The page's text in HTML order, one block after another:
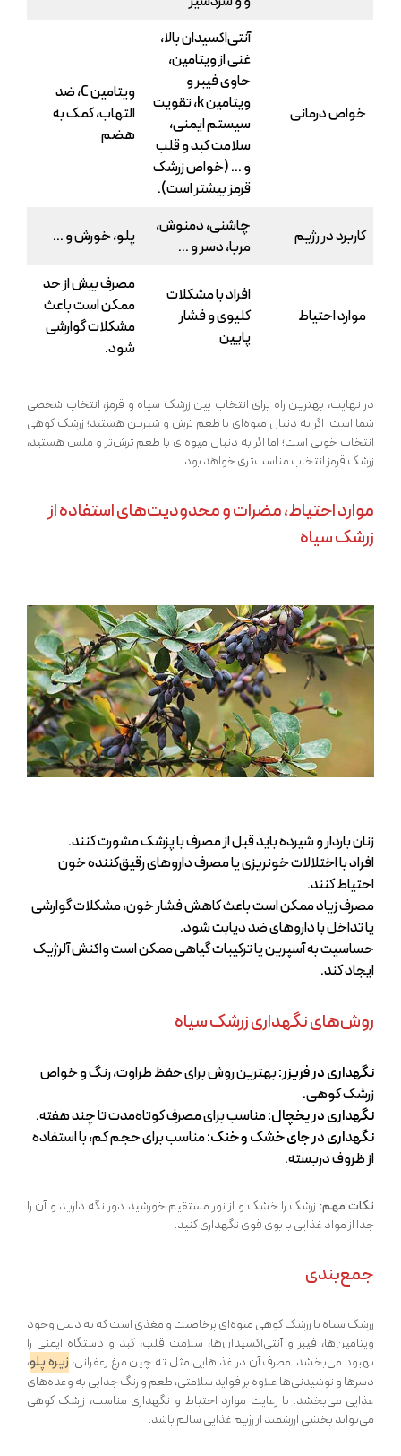
خواص درمانی
آنتی‌اکسیدان بالا،
غنی از ویتامین،
حاوی فیبر و
ویتامین k، تقویت
سیستم ایمنی،
سلامت کبد و قلب
و … (خواص زرشک
قرمز بیشتر است).
ویتامین C، ضد
التهاب، کمک به
هضم
کاربرد در رژیم
چاشنی، دمنوش،
مربا، دسر و …
پلو، خورش و …
موارد احتیاط
افراد با مشکلات
کلیوی و فشار
پایین
مصرف بیش از حد
ممکن است باعث
مشکلات گوارشی
شود.
در نهایت، بهترین راه برای انتخاب بین زرشک سیاه و قرمز، انتخاب شخصی
شما است. اگر به دنبال میوه‌ای با طعم ترش و شیرین هستید؛ زرشک کوهی
انتخاب خوبی است؛ اما اگر به دنبال میوه‌ای با طعم ترش‌تر و ملس هستید،
زرشک قرمز انتخاب مناسب‌تری خواهد بود.
موارد احتیاط، مضرات و محدودیت‌های استفاده از
زرشک سیاه
زنان باردار و شیرده باید قبل از مصرف با پزشک مشورت کنند.
افراد با اختلالات خونریزی یا مصرف داروهای رقیق‌کننده خون
احتیاط کنند.
مصرف زیاد ممکن است باعث کاهش فشار خون، مشکلات گوارشی
یا تداخل با داروهای ضد دیابت شود.
حساسیت به آسپرین یا ترکیبات گیاهی ممکن است واکنش آلرژیک
ایجاد کند.
روش‌های نگهداری زرشک سیاه
نگهداری در فریزر:بهترین روش برای حفظ طراوت، رنگ و خواص
زرشک کوهی.
نگهداری در یخچال:مناسب برای مصرف کوتاه‌مدت تا چند هفته.
نگهداری در جای خشک و خنک:مناسب برای حجم کم، با استفاده
از ظروف دربسته.
نکات مهم: زرشک را خشک و از نور مستقیم خورشید دور نگه دارید و آن را
جدا از مواد غذایی با بوی قوی نگهداری کنید.
جمع‌بندی
زرشک سیاه یا زرشک کوهی میوه‌ای پرخاصیت و مغذی است که به دلیل وجود
ویتامین‌ها، فیبر و آنتی‌اکسیدان‌ها، سلامت قلب، کبد و دستگاه ایمنی را
بهبود می‌بخشد. مصرف آن در غذاهایی مثل ته چین مرغ زعفرانی، زیره پلو،
دسرها و نوشیدنی‌ها علاوه بر فواید سلامتی، طعم و رنگ جذابی به وعده‌های
غذایی می‌بخشد. با رعایت موارد احتیاط و نگهداری مناسب، زرشک کوهی
می‌تواند بخشی ارزشمند از رژیم غذایی سالم باشد.